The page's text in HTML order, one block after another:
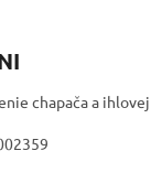
chapača a